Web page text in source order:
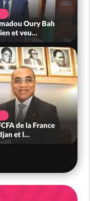
Oury Bah
et veu...
de la France
et l...